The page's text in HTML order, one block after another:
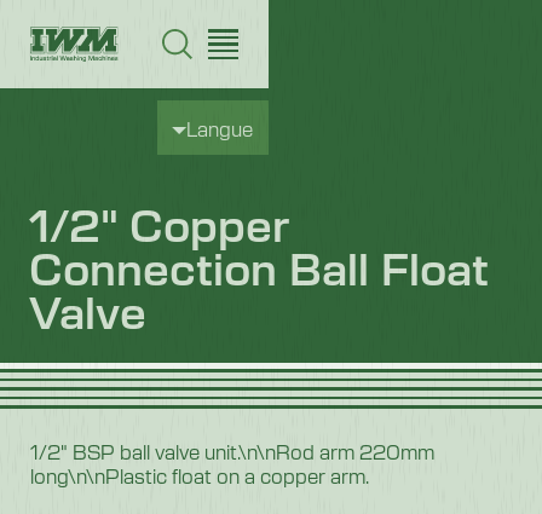
Langue
1/2" Copper
Connection Ball Float
Valve
1/2" BSP ball valve unit.\n\nRod arm 220mm
long\n\nPlastic float on a copper arm.